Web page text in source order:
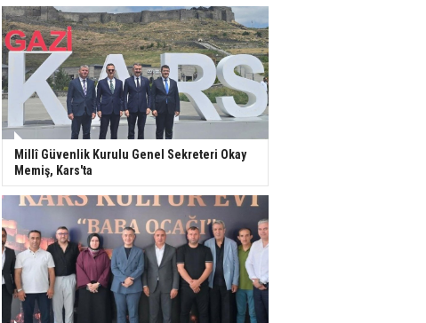
Millî Güvenlik Kurulu Genel Sekreteri Okay
Memiş, Kars'ta